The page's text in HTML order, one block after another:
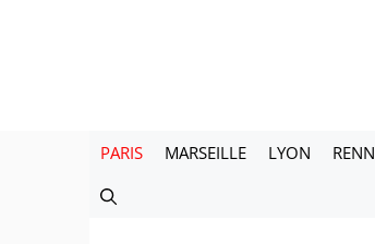
PARIS MARSEILLE LYON